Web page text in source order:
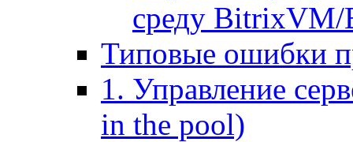
среду
Типовые ошибки
1. Управление
in the pool)